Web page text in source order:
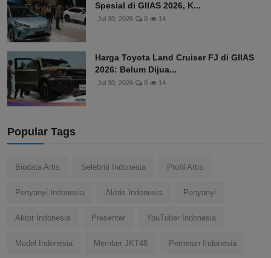
Spesial di GIIAS 2026, K...
Jul 30, 2026 0 14
Harga Toyota Land Cruiser FJ di GIIAS
2026: Belum Dijua...
Jul 30, 2026 0 14
Popular Tags
Biodata Artis Selebriti Indonesia Profil Artis
Penyanyi Indonesia Aktris Indonesia Penyanyi
Aktor Indonesia Presenter YouTuber Indonesia
Model Indonesia Member JKT48 Pemeran Indonesia